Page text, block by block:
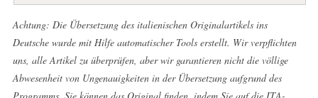
Achtung: Die Übersetzung des italienischen Originalartikels ins
Deutsche wurde mit Hilfe automatischer Tools erstellt. Wir verpflichten
uns, alle Artikel zu überprüfen, aber wir garantieren nicht die völlige
Abwesenheit von Ungenauigkeiten in der Übersetzung aufgrund des
Programms. Sie können das Original finden, indem Sie auf die ITA-